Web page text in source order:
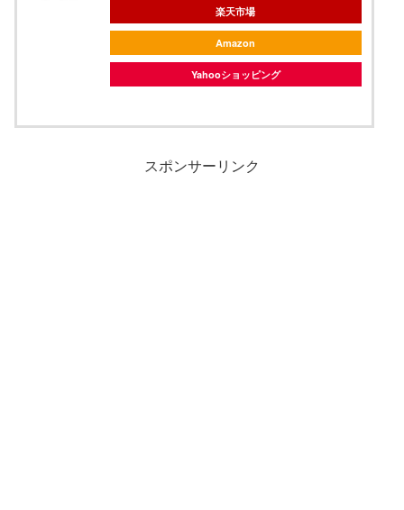
楽天市場
Amazon
Yahooショッピング
スポンサーリンク